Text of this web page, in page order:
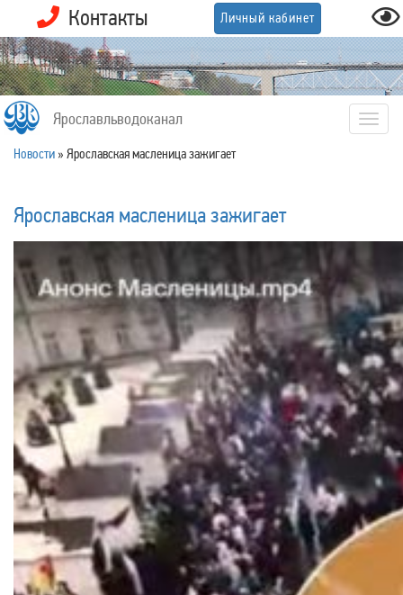
Контакты Личный кабинет
Ярославльводоканал
Новости » Ярославская масленица зажигает
Ярославская масленица зажигает